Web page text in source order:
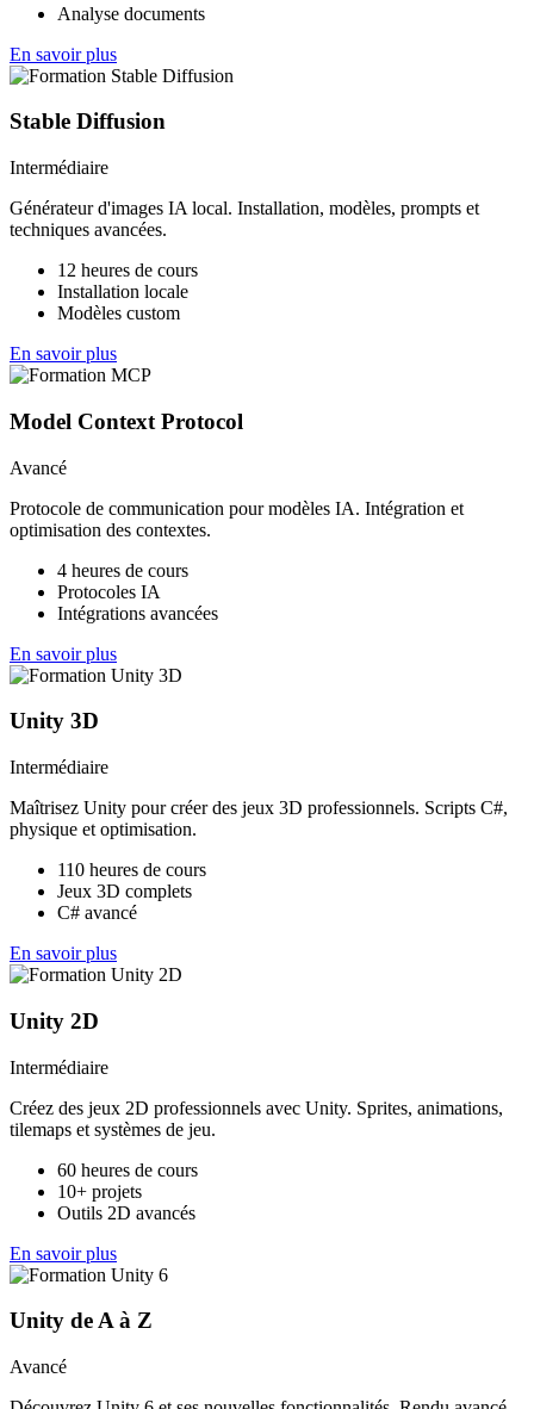
Analyse documents
En savoir plus
Stable Diffusion
Intermédiaire
Générateur d'images IA local. Installation, modèles, prompts et
techniques avancées.
12 heures de cours
Installation locale
Modèles custom
En savoir plus
Model Context Protocol
Avancé
Protocole de communication pour modèles IA. Intégration et
optimisation des contextes.
4 heures de cours
Protocoles IA
Intégrations avancées
En savoir plus
Unity 3D
Intermédiaire
Maîtrisez Unity pour créer des jeux 3D professionnels. Scripts C#,
physique et optimisation.
110 heures de cours
Jeux 3D complets
C# avancé
En savoir plus
Unity 2D
Intermédiaire
Créez des jeux 2D professionnels avec Unity. Sprites, animations,
tilemaps et systèmes de jeu.
60 heures de cours
10+ projets
Outils 2D avancés
En savoir plus
Unity de A à Z
Avancé